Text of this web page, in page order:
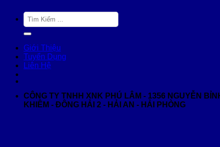
content
Search
for:
Giới Thiệu
Tuyển Dụng
Liên Hệ
CÔNG TY TNHH XNK PHÚ LÂM - 1356 NGUYỄN
KHIÊM - ĐÔNG HẢI 2 - HẢI AN - HẢI PHÒNG